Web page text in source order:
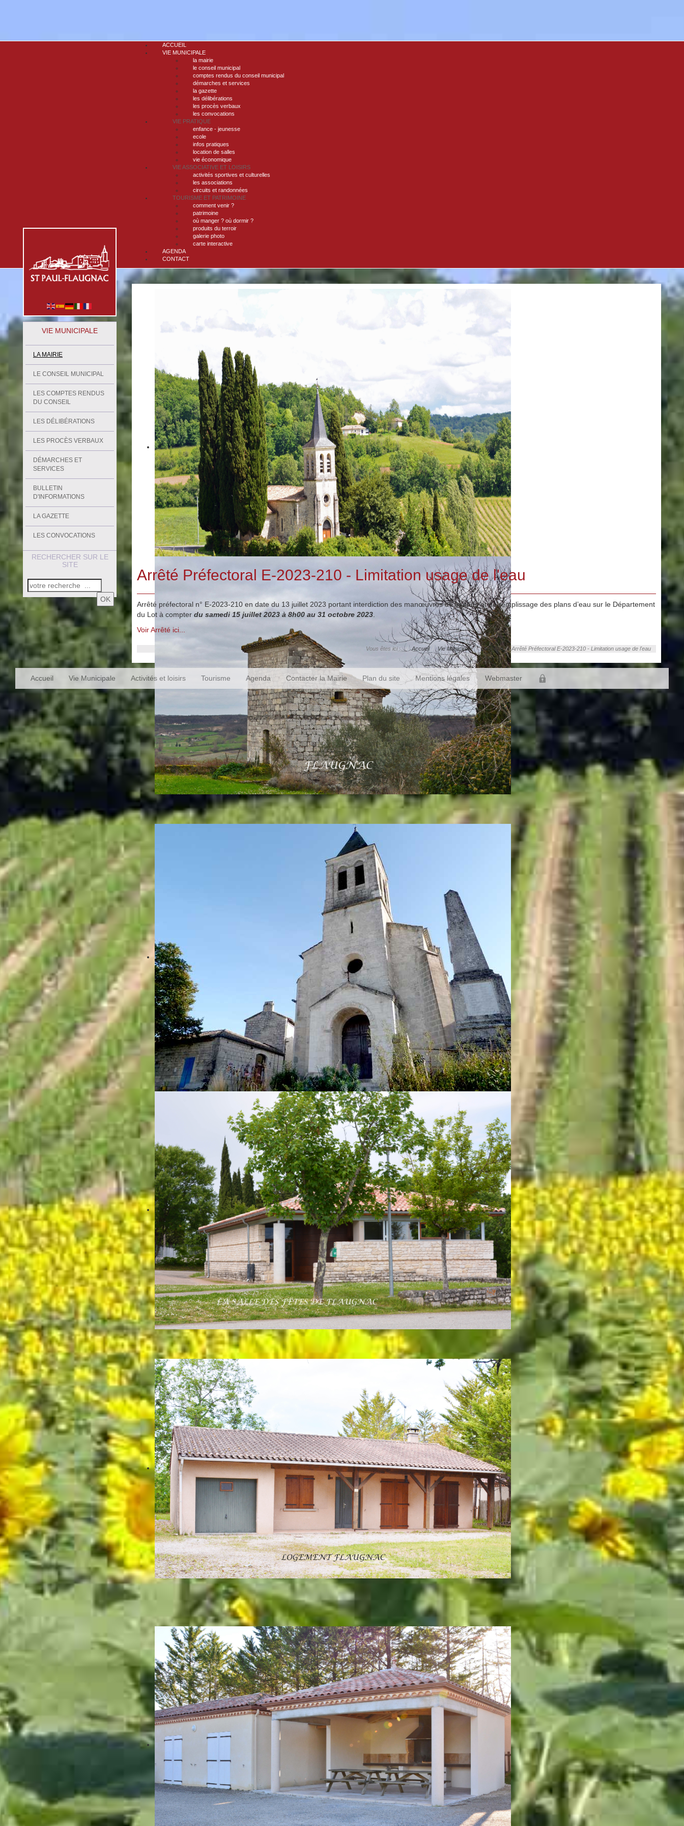
ACCUEIL
VIE MUNICIPALE
la mairie
le conseil municipal
comptes rendus du conseil municipal
démarches et services
la gazette
les délibérations
les procès verbaux
les convocations
VIE PRATIQUE
enfance - jeunesse
ecole
infos pratiques
location de salles
vie économique
VIE ASSOCIATIVE ET LOISIRS
activités sportives et culturelles
les associations
circuits et randonnées
TOURISME ET PATRIMOINE
comment venir ?
patrimoine
où manger ? où dormir ?
produits du terroir
galerie photo
carte interactive
AGENDA
CONTACT
VIE MUNICIPALE
LA MAIRIE
LE CONSEIL MUNICIPAL
LES COMPTES RENDUS
DU CONSEIL
LES DÉLIBÉRATIONS
LES PROCÈS VERBAUX
DÉMARCHES ET
SERVICES
BULLETIN
D'INFORMATIONS
LA GAZETTE
LES CONVOCATIONS
RECHERCHER SUR LE
SITE
OK
Arrêté Préfectoral E-2023-210 - Limitation usage de l'eau
Arrêté préfectoral n° E-2023-210 en date du 13 juillet 2023 portant interdiction des manœuvres de vannes et de remplissage des plans d’eau sur le Département
du Lot à compter du samedi 15 juillet 2023 à 8h00 au 31 octobre 2023
Voir Arrêté ici...
Vous êtes ici : Accueil Vie Municipale La Mairie Arrêté Préfectoral E-2023-210 - Limitation usage de l'eau
Accueil Vie Municipale Activités et loisirs Tourisme Agenda Contacter la Mairie Plan du site Mentions légales Webmaster